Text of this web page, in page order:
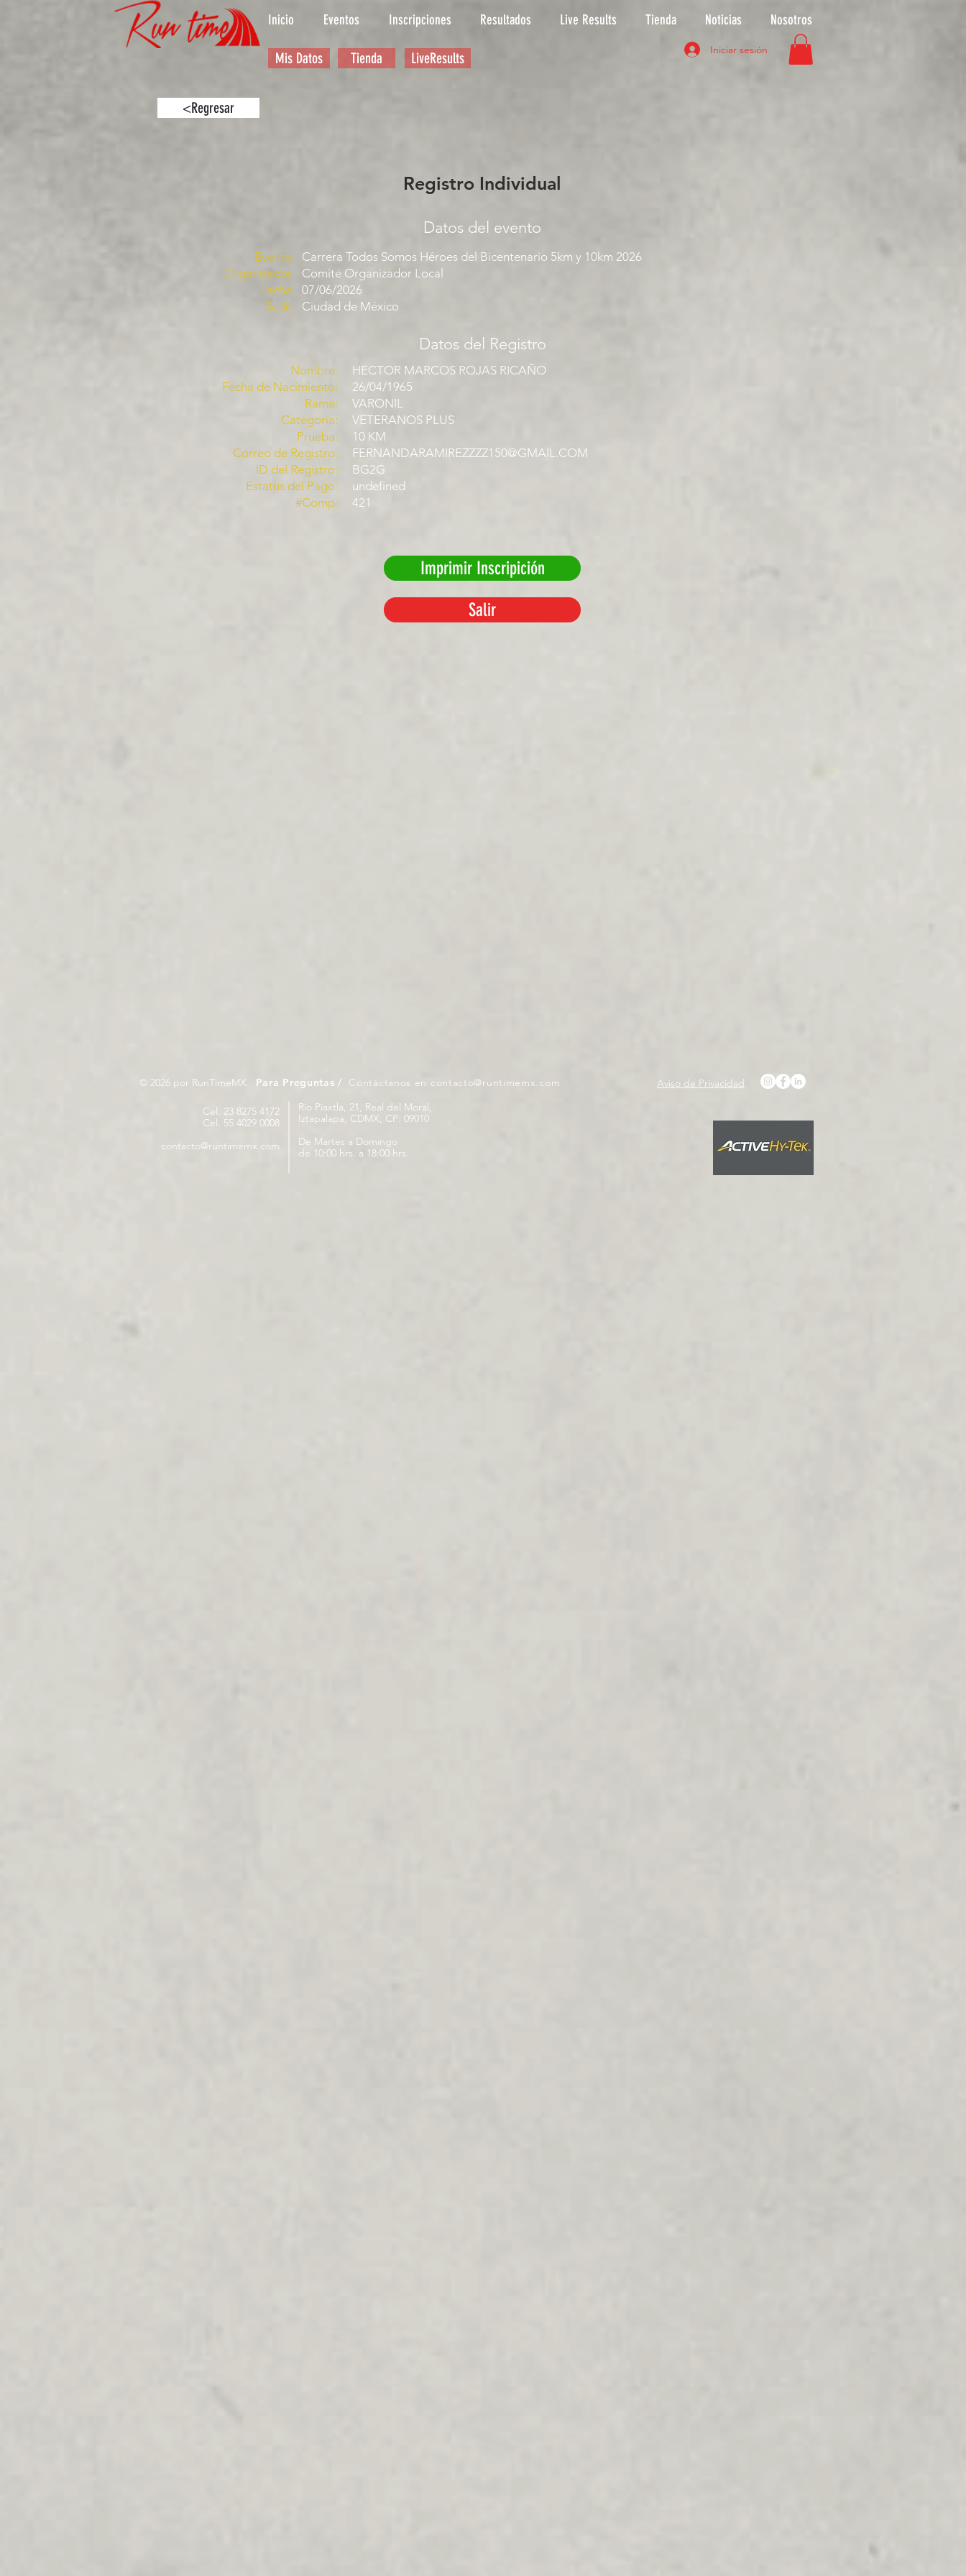
Inicio Eventos Inscripciones Resultados Live Results Tienda Noticias Nosotros
Iniciar sesión
Mis Datos Tienda LiveResults
<Regresar
Registro Individual
Datos del evento
Evento:
Organizador:
Fecha:
Sede:
Carrera Todos Somos Héroes del Bicentenario 5km y 10km 2026
Comité Organizador Local
07/06/2026
Ciudad de México
Datos del Registro
Nombre:
Fecha de Nacimiento:
Rama:
Categoría:
Prueba:
Correo de Registro:
ID del Registro:
Estatus del Pago:
#Comp:
HECTOR MARCOS ROJAS RICAÑO
26/04/1965
VARONIL
VETERANOS PLUS
10 KM
FERNANDARAMIREZZZZ150@GMAIL.COM
BG2G
undefined
421
Imprimir Inscripición
Salir
© 2026 por RunTimeMX. Para Preguntas / Contáctanos en contacto@runtimemx.com
Rio Piaxtla, 21, Real del Moral,
Iztapalapa, CDMX, CP: 09010
De Martes a Domingo
de 10:00 hrs. a 18:00 hrs.
Cel. 23 8275 4172
Cel. 55 4029 0008
contacto@runtimemx.com
Aviso de Privacidad